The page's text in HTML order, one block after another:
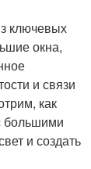
ключевых
окна,
и связи
как
большими
и создать